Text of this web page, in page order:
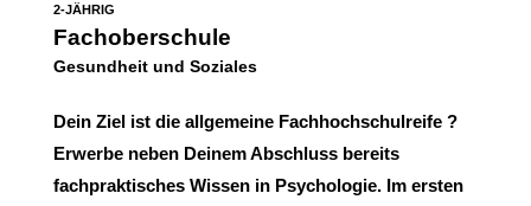
2-JÄHRIG
Fachoberschule
Gesundheit und Soziales
Dein Ziel ist die allgemeine Fachhochschulreife ?
Erwerbe neben Deinem Abschluss bereits
fachpraktisches Wissen in Psychologie. Im ersten